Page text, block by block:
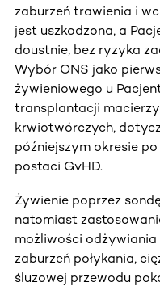
zaburzeń trawienia i
jest uszkodzona, a
doustnie, bez ryzyka
Wybór ONS jako
żywieniowego u
transplantacji
krwiotwórczych,
późniejszym okresie
postaci GvHD.
Żywienie poprzez
natomiast
możliwości odżywiania
zaburzeń połykania,
śluzowej przewodu